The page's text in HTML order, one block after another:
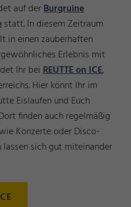
auf derBurgruine
statt. In diesem Zeitraum
in einen zauberhaften
Erlebnis mit
Ihr bei REUTTE on ICE,
Hier könnt Ihr im
Eislaufen und Euch
finden auch regelmäßig
Konzerte oder Disco-
sich gut miteinander